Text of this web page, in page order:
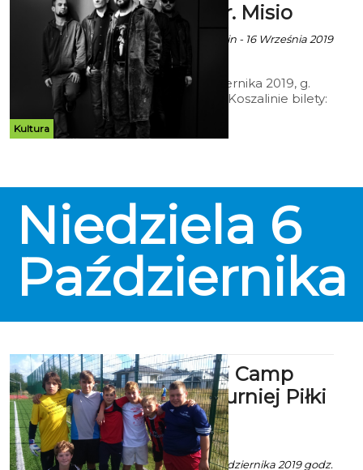
Kultura
Koncert: Dr. Misio
Ala za CK 105 Koszalin - 16 Września 2019
godz. 8:41
Sobota, 5 października 2019, g.
20:00 Club105 w Koszalinie bilety:
kasy CK 105,
www.ck105.koszalin.pl i kup
Niedziela 6
Października
Koszaliński Camp
Nou: 109 Turniej Piłki
Nożnej
ekoszalin POLECA
Art z mat. inf. - 1 Października 2019 godz.